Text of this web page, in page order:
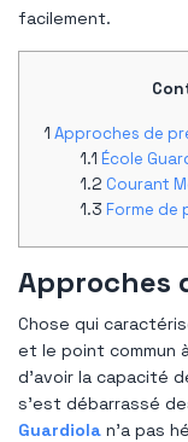
facilement.
Approches de
École
Courant
Forme de
Approches
Chose qui
et le point commun
d'avoir la capacité
s'est débarrassé
Guardiola n'a pas